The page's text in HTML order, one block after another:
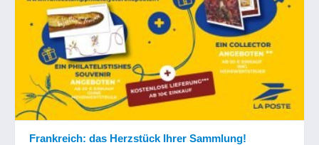
Frankreich: das Herzstück Ihrer Sammlung!